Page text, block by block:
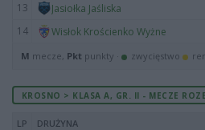
13
Jasiołka Jaśliska
14
Wisłok Krościenko Wyżne
M mecze, Pkt punkty · zwycięstwo
KROSNO > KLASA A, GR. II - MECZE
LP DRUŻYNA